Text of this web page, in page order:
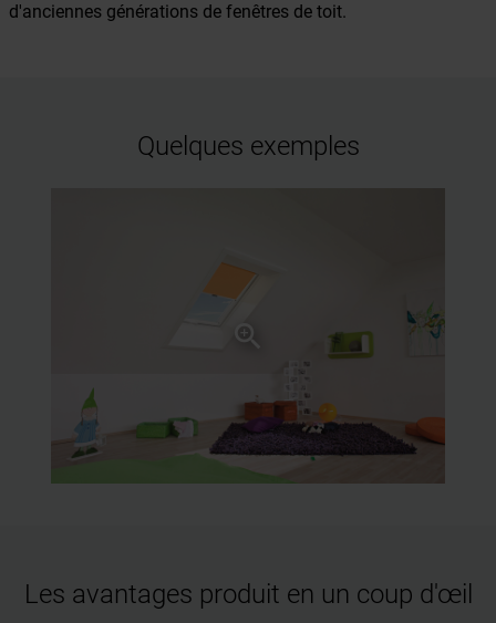
d'anciennes générations de fenêtres de toit.
Quelques exemples
Les avantages produit en un coup d'œil